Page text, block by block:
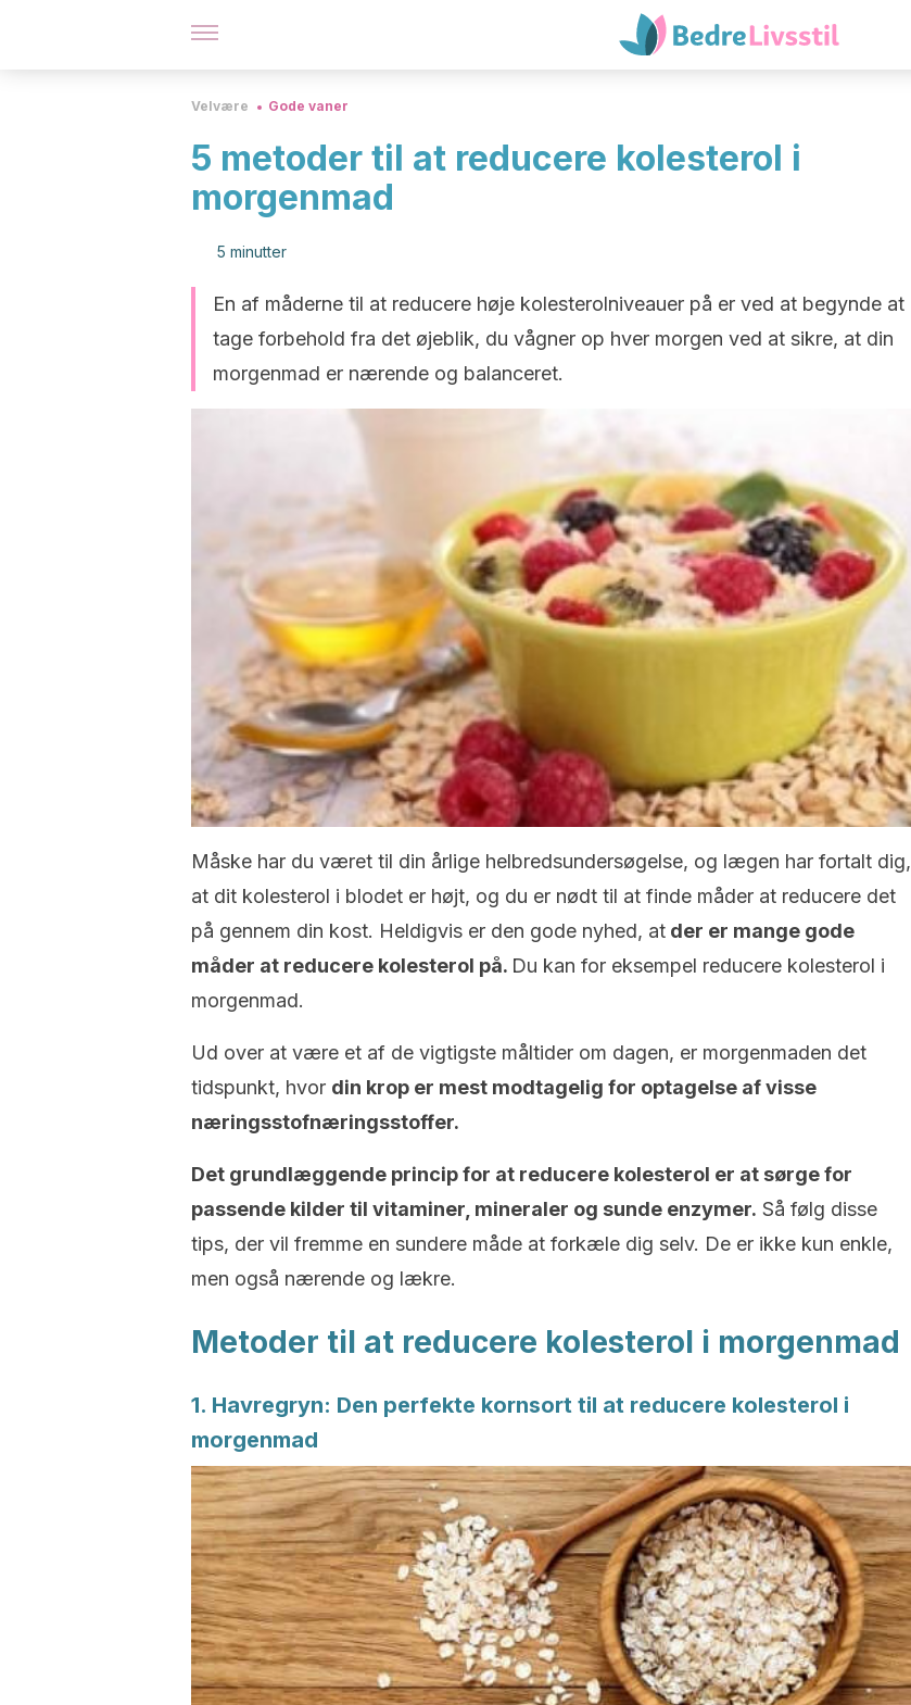
Velvære Gode vaner
5 metoder til at reducere kolesterol i
morgenmad
5 minutter
En af måderne til at reducere høje kolesterolniveauer på er ved at begynde at
tage forbehold fra det øjeblik, du vågner op hver morgen ved at sikre, at din
morgenmad er nærende og balanceret.
Måske har du været til din årlige helbredsundersøgelse, og lægen har fortalt dig,
at dit kolesterol i blodet er højt, og du er nødt til at finde måder at reducere det
på gennem din kost. Heldigvis er den gode nyhed, at der er mange gode
måder at reducere kolesterol på. Du kan for eksempel reducere kolesterol i
morgenmad.
Ud over at være et af ​​de vigtigste måltider om dagen, er morgenmaden det
tidspunkt, hvor din krop er mest modtagelig for optagelse af visse
næringsstofnæringsstoffer.
Det grundlæggende princip for at reducere kolesterol er at sørge for
passende kilder til vitaminer, mineraler og sunde enzymer. Så følg disse
tips, der vil fremme en sundere måde at forkæle dig selv. De er ikke kun enkle,
men også nærende og lækre.
Metoder til at reducere kolesterol i morgenmad
1. Havregryn: Den perfekte kornsort til at reducere kolesterol i
morgenmad